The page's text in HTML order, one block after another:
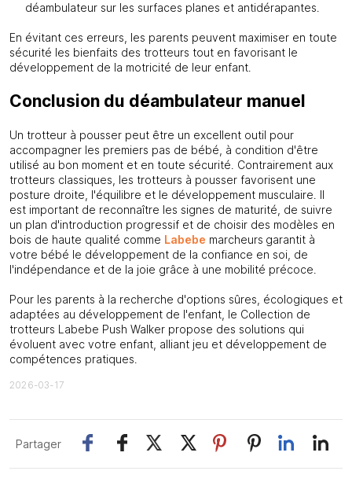
déambulateur sur les surfaces planes et antidérapantes.
En évitant ces erreurs, les parents peuvent maximiser en toute
sécurité les bienfaits des trotteurs tout en favorisant le
développement de la motricité de leur enfant.
Conclusion du déambulateur manuel
Un trotteur à pousser peut être un excellent outil pour
accompagner les premiers pas de bébé, à condition d'être
utilisé au bon moment et en toute sécurité. Contrairement aux
trotteurs classiques, les trotteurs à pousser favorisent une
posture droite, l'équilibre et le développement musculaire. Il
est important de reconnaître les signes de maturité, de suivre
un plan d'introduction progressif et de choisir des modèles en
bois de haute qualité comme Labebe marcheurs garantit à
votre bébé le développement de la confiance en soi, de
l'indépendance et de la joie grâce à une mobilité précoce.
Pour les parents à la recherche d'options sûres, écologiques et
adaptées au développement de l'enfant, le Collection de
trotteurs Labebe Push Walker propose des solutions qui
évoluent avec votre enfant, alliant jeu et développement de
compétences pratiques.
2026-03-17
Partager